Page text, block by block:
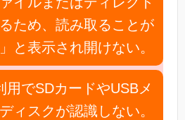
ため、読み取ることが
と表示され開けない。
用でSDカードやUSBメ
ィスクが認識しない。